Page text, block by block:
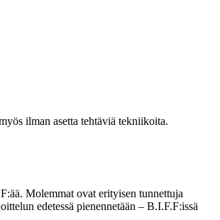
ilman asetta tehtäviä tekniikoita.
Molemmat ovat erityisen tunnettuja
edetessä pienennetään – B.I.F.F:issä